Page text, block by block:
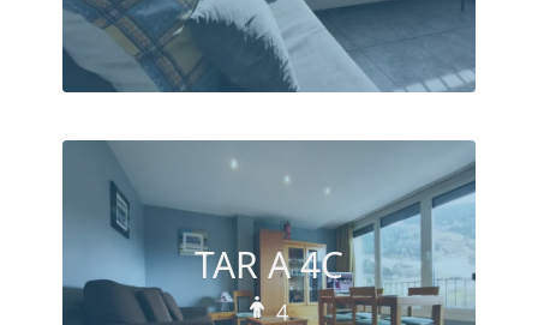
TAR A 4C
4